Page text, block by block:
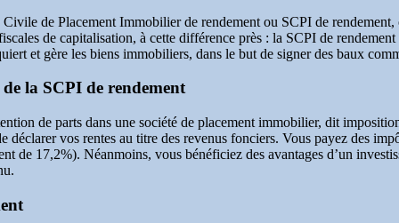
de Placement Immobilier de rendement ou SCPI de
de capitalisation, à cette différence près : la SCPI de
et gère les biens immobiliers, dans le but de signer des baux
la SCPI de rendement
de parts dans une société de placement immobilier, dit
déclarer vos rentes au titre des revenus fonciers. Vous payez des
de 17,2%). Néanmoins, vous bénéficiez des avantages d’un